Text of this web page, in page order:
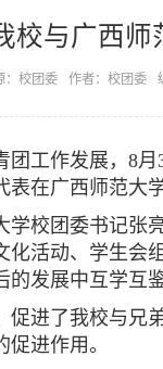
校与广西师
：校团委 作者：校团委
作发展，8月
在广西师范大
团委书记张亮
化活动、学生会
发展中互学互
了我校与兄弟
进作用。